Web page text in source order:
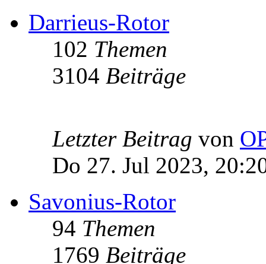
Darrieus-Rotor
102 Themen
3104 Beiträge
Letzter Beitrag von
Do 27. Jul 2023,
Savonius-Rotor
94 Themen
1769 Beiträge